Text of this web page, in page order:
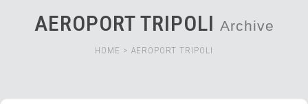
AEROPORT TRIPOLI Archive
HOME > AEROPORT TRIPOLI